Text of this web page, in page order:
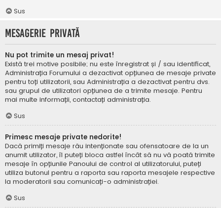
Sus
Mesagerie privată
Nu pot trimite un mesaj privat!
Există trei motive posibile; nu este înregistrat și / sau identificat,
Administrația Forumului a dezactivat opțiunea de mesaje private
pentru toți utilizatorii, sau Administrația a dezactivat pentru dvs.
sau grupul de utilizatori opțiunea de a trimite mesaje. Pentru
mai multe informații, contactați administrația.
Sus
Primesc mesaje private nedorite!
Dacă primiți mesaje rău intenționate sau ofensatoare de la un
anumit utilizator, îl puteți bloca astfel încât să nu vă poată trimite
mesaje în opțiunile Panoului de control al utilizatorului, puteți
utiliza butonul pentru a raporta sau raporta mesajele respective
la moderatorii sau comunicați-o administrației.
Sus